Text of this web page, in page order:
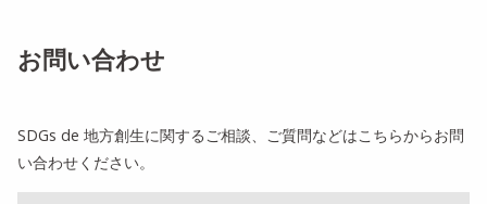
お問い合わせ
SDGs de 地方創生に関するご相談、ご質問などはこちらからお問
い合わせください。